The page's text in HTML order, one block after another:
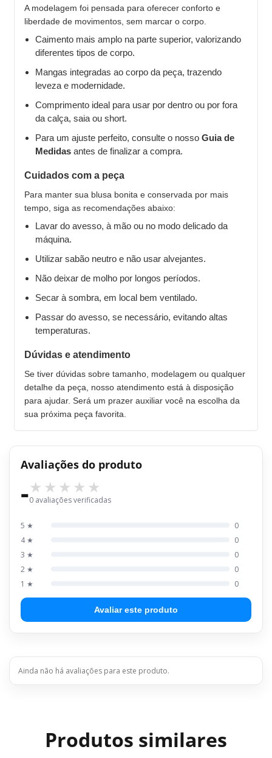
A modelagem foi pensada para oferecer conforto e
liberdade de movimentos, sem marcar o corpo.
Caimento mais amplo na parte superior, valorizando
diferentes tipos de corpo.
Mangas integradas ao corpo da peça, trazendo
leveza e modernidade.
Comprimento ideal para usar por dentro ou por fora
da calça, saia ou short.
Para um ajuste perfeito, consulte o nosso Guia de
Medidas antes de finalizar a compra.
Cuidados com a peça
Para manter sua blusa bonita e conservada por mais
tempo, siga as recomendações abaixo:
Lavar do avesso, à mão ou no modo delicado da
máquina.
Utilizar sabão neutro e não usar alvejantes.
Não deixar de molho por longos períodos.
Secar à sombra, em local bem ventilado.
Passar do avesso, se necessário, evitando altas
temperaturas.
Dúvidas e atendimento
Se tiver dúvidas sobre tamanho, modelagem ou qualquer
detalhe da peça, nosso atendimento está à disposição
para ajudar. Será um prazer auxiliar você na escolha da
sua próxima peça favorita.
Avaliações do produto
-0 avaliações verificadas
5 ★
0
4 ★
0
3 ★
0
2 ★
0
1 ★
0
Avaliar este produto
Ainda não há avaliações para este produto.
Produtos similares